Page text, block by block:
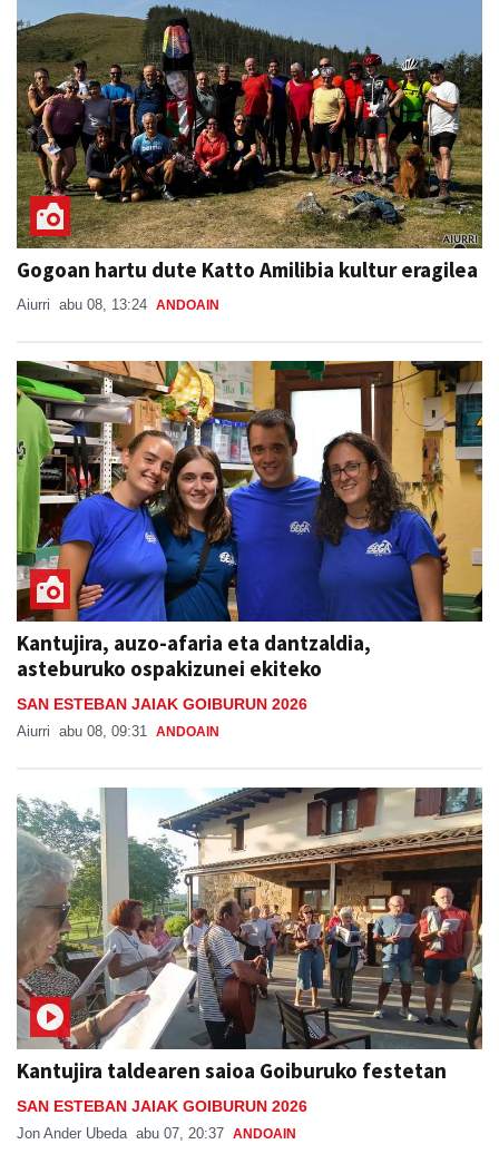
Gogoan hartu dute Katto Amilibia kultur eragilea
Aiurri abu 08, 13:24 ANDOAIN
Kantujira, auzo-afaria eta dantzaldia,
asteburuko ospakizunei ekiteko
SAN ESTEBAN JAIAK GOIBURUN 2026
Aiurri abu 08, 09:31 ANDOAIN
Kantujira taldearen saioa Goiburuko festetan
SAN ESTEBAN JAIAK GOIBURUN 2026
Jon Ander Ubeda abu 07, 20:37 ANDOAIN